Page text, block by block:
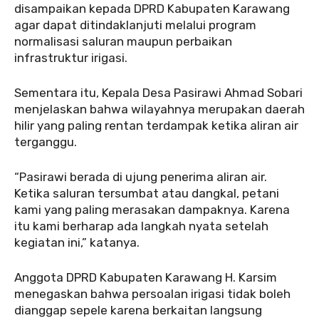
disampaikan kepada DPRD Kabupaten Karawang
agar dapat ditindaklanjuti melalui program
normalisasi saluran maupun perbaikan
infrastruktur irigasi.
Sementara itu, Kepala Desa Pasirawi Ahmad Sobari
menjelaskan bahwa wilayahnya merupakan daerah
hilir yang paling rentan terdampak ketika aliran air
terganggu.
“Pasirawi berada di ujung penerima aliran air.
Ketika saluran tersumbat atau dangkal, petani
kami yang paling merasakan dampaknya. Karena
itu kami berharap ada langkah nyata setelah
kegiatan ini,” katanya.
Anggota DPRD Kabupaten Karawang H. Karsim
menegaskan bahwa persoalan irigasi tidak boleh
dianggap sepele karena berkaitan langsung